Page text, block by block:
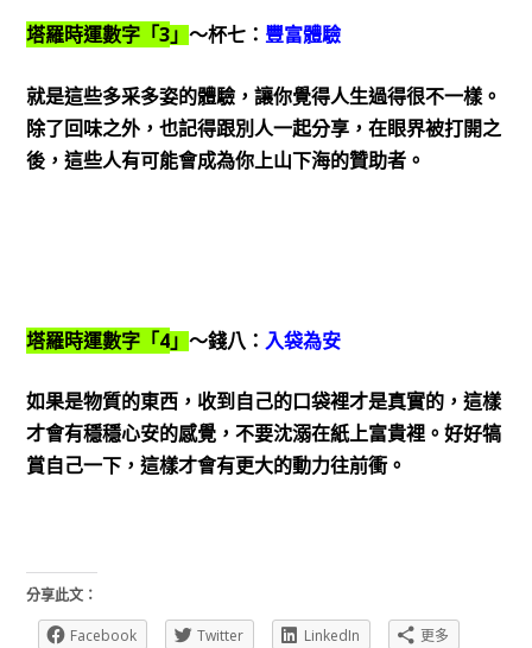
塔羅時運數字「3」 ～杯七： 豐富體驗
就是這些多采多姿的體驗，讓你覺得人生過得很不一樣。
除了回味之外，也記得跟別人一起分享，在眼界被打開之
後，這些人有可能會成為你上山下海的贊助者。
塔羅時運數字「4」 ～錢八： 入袋為安
如果是物質的東西，收到自己的口袋裡才是真實的，這樣
才會有穩穩心安的感覺，不要沈溺在紙上富貴裡。好好犒
賞自己一下，這樣才會有更大的動力往前衝。
分享此文：
Facebook
Twitter LinkedIn 更多